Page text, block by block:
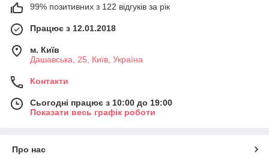
99% позитивних з 122 відгуків за рік
Працює з 12.01.2018
м. Київ
Дашавська, 25, Київ, Україна
Контакти
Сьогодні працює з 10:00 до 19:00
Показати весь графік роботи
Про нас